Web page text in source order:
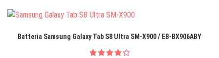
Batteria Samsung Galaxy Tab S8 Ultra SM-X900 / EB-BX906ABY